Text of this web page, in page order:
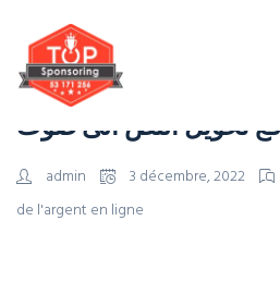
تحويل النص الى صوت
admin 3 décembre, 2022
de l'argent en ligne